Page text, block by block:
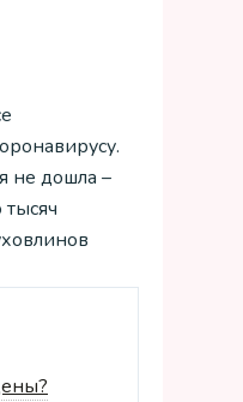
не дошла –